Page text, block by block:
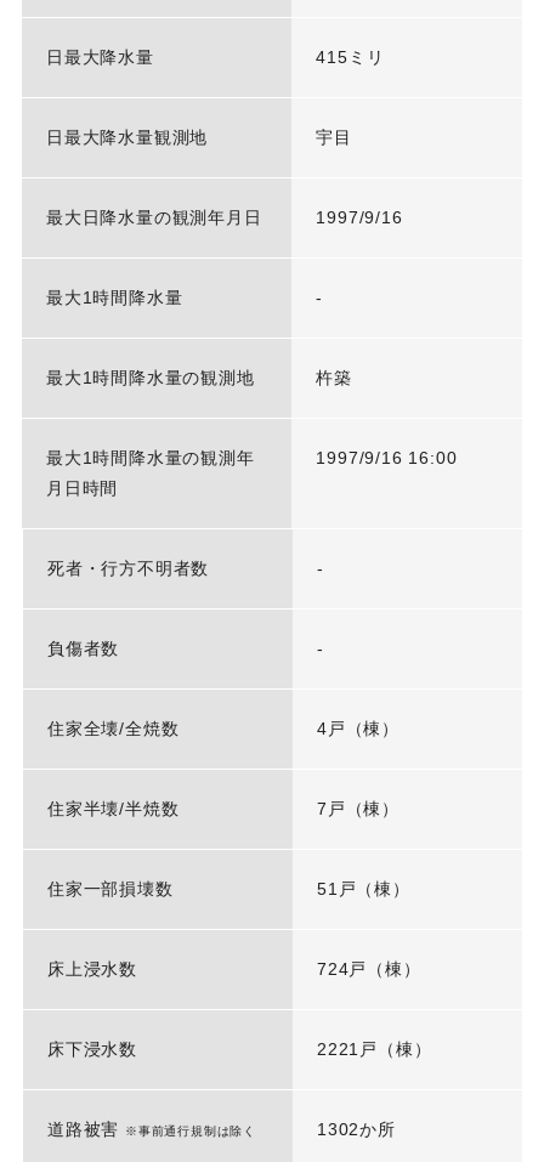
日最大降水量 415ミリ
日最大降水量観測地 宇目
最大日降水量の観測年月日 1997/9/16
最大1時間降水量 -
最大1時間降水量の観測地 杵築
最大1時間降水量の観測年
月日時間
1997/9/16 16:00
死者・行方不明者数 -
負傷者数 -
住家全壊/全焼数 4戸（棟）
住家半壊/半焼数 7戸（棟）
住家一部損壊数 51戸（棟）
床上浸水数 724戸（棟）
床下浸水数 2221戸（棟）
道路被害 ※事前通行規制は除く 1302か所